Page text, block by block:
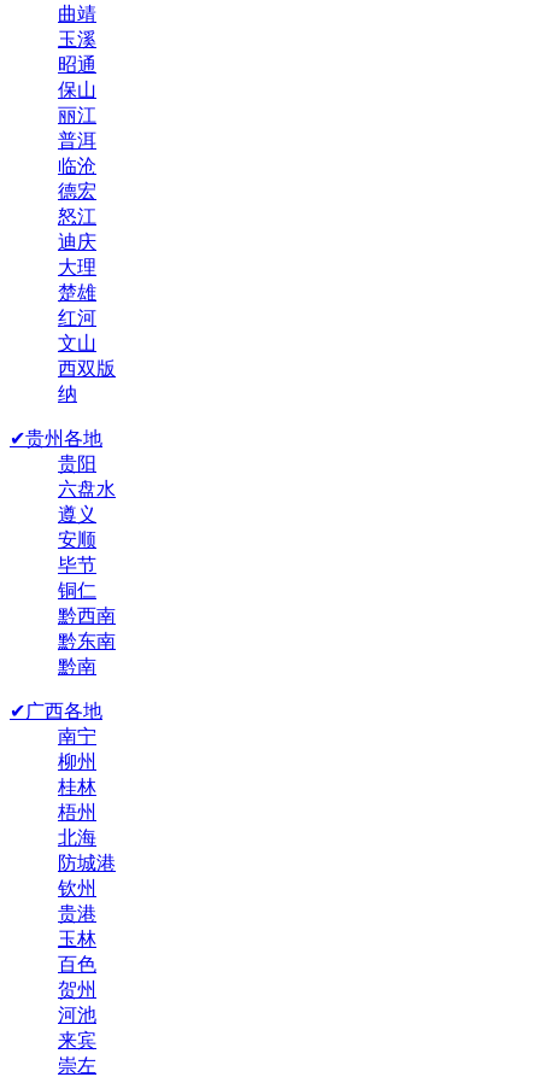
曲靖
玉溪
昭通
保山
丽江
普洱
临沧
德宏
怒江
迪庆
大理
楚雄
红河
文山
西双版
纳
✔贵州各地
贵阳
六盘水
遵义
安顺
毕节
铜仁
黔西南
黔东南
黔南
✔广西各地
南宁
柳州
桂林
梧州
北海
防城港
钦州
贵港
玉林
百色
贺州
河池
来宾
崇左